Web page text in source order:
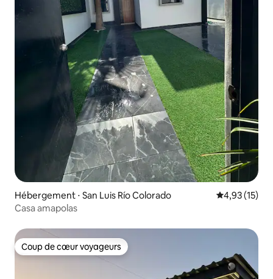
Hébergement ⋅ San Luis Río Colorado Évaluation
4,93 (15)
Casa amapolas
Coup de cœur voyageurs
Coup de cœur voyageurs